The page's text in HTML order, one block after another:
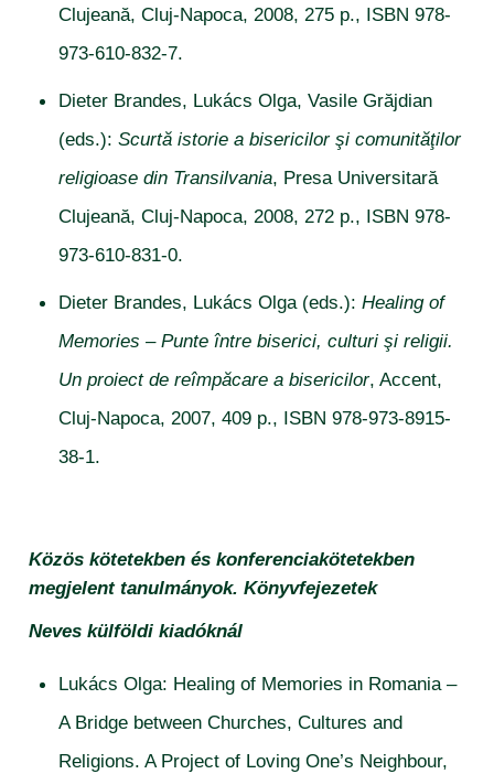
Clujeană, Cluj-Napoca, 2008, 275 p., ISBN 978-
973-610-832-7.
Dieter Brandes, Lukács Olga, Vasile Grăjdian
(eds.):Scurtă istorie a bisericilor şi comunităţilor
religioase din Transilvania, Presa Universitară
Clujeană, Cluj-Napoca, 2008, 272 p., ISBN 978-
973-610-831-0.
Dieter Brandes, Lukács Olga (eds.):Healing of
Memories – Punte între biserici, culturi şi religii.
Un proiect de reîmpăcare a bisericilor, Accent,
Cluj-Napoca, 2007, 409 p., ISBN 978-973-8915-
38-1.
Közös kötetekben és konferenciakötetekben
megjelent tanulmányok. Könyvfejezetek
Neves külföldi kiadóknál
Lukács Olga: Healing of Memories in Romania –
A Bridge between Churches, Cultures and
Religions. A Project of Loving One’s Neighbour,